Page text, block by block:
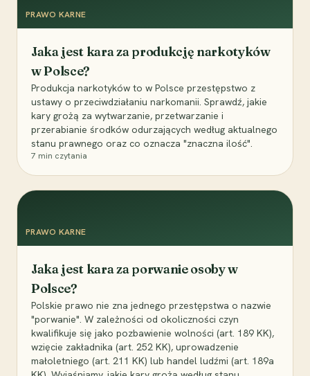
PRAWO KARNE
Jaka jest kara za produkcję narkotyków
w Polsce?
Produkcja narkotyków to w Polsce przestępstwo z
ustawy o przeciwdziałaniu narkomanii. Sprawdź, jakie
kary grożą za wytwarzanie, przetwarzanie i
przerabianie środków odurzających według aktualnego
stanu prawnego oraz co oznacza "znaczna ilość".
7 min czytania
PRAWO KARNE
Jaka jest kara za porwanie osoby w
Polsce?
Polskie prawo nie zna jednego przestępstwa o nazwie
"porwanie". W zależności od okoliczności czyn
kwalifikuje się jako pozbawienie wolności (art. 189 KK),
wzięcie zakładnika (art. 252 KK), uprowadzenie
małoletniego (art. 211 KK) lub handel ludźmi (art. 189a